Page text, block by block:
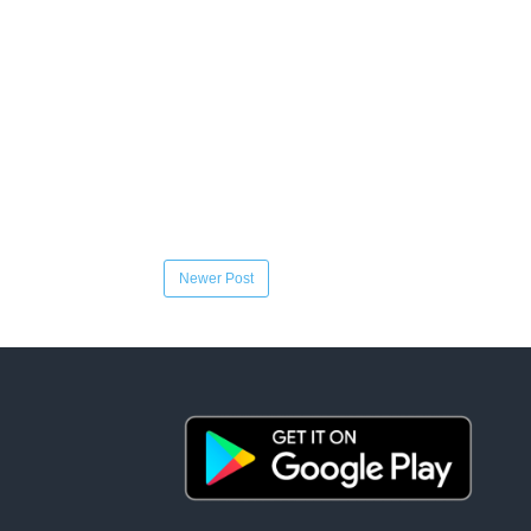
Newer Post